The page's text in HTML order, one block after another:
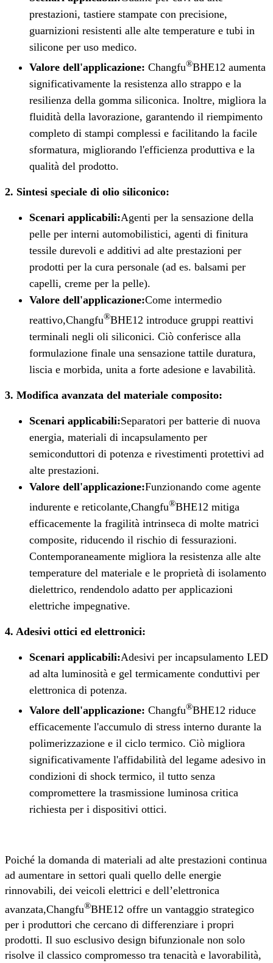
prestazioni, tastiere stampate con precisione,
guarnizioni resistenti alle alte temperature e tubi in
silicone per uso medico.
Valore dell'applicazione: Changfu®BHE12 aumenta
significativamente la resistenza allo strappo e la
resilienza della gomma siliconica. Inoltre, migliora la
fluidità della lavorazione, garantendo il riempimento
completo di stampi complessi e facilitando la facile
sformatura, migliorando l'efficienza produttiva e la
qualità del prodotto.
2. Sintesi speciale di olio siliconico:
Scenari applicabili:Agenti per la sensazione della
pelle per interni automobilistici, agenti di finitura
tessile durevoli e additivi ad alte prestazioni per
prodotti per la cura personale (ad es. balsami per
capelli, creme per la pelle).
Valore dell'applicazione:Come intermedio
reattivo,Changfu®BHE12 introduce gruppi reattivi
terminali negli oli siliconici. Ciò conferisce alla
formulazione finale una sensazione tattile duratura,
liscia e morbida, unita a forte adesione e lavabilità.
3. Modifica avanzata del materiale composito:
Scenari applicabili:Separatori per batterie di nuova
energia, materiali di incapsulamento per
semiconduttori di potenza e rivestimenti protettivi ad
alte prestazioni.
Valore dell'applicazione:Funzionando come agente
indurente e reticolante,Changfu®BHE12 mitiga
efficacemente la fragilità intrinseca di molte matrici
composite, riducendo il rischio di fessurazioni.
Contemporaneamente migliora la resistenza alle alte
temperature del materiale e le proprietà di isolamento
dielettrico, rendendolo adatto per applicazioni
elettriche impegnative.
4. Adesivi ottici ed elettronici:
Scenari applicabili:Adesivi per incapsulamento LED
ad alta luminosità e gel termicamente conduttivi per
elettronica di potenza.
Valore dell'applicazione: Changfu®BHE12 riduce
efficacemente l'accumulo di stress interno durante la
polimerizzazione e il ciclo termico. Ciò migliora
significativamente l'affidabilità del legame adesivo in
condizioni di shock termico, il tutto senza
compromettere la trasmissione luminosa critica
richiesta per i dispositivi ottici.
Poiché la domanda di materiali ad alte prestazioni continua
ad aumentare in settori quali quello delle energie
rinnovabili, dei veicoli elettrici e dell’elettronica
avanzata,Changfu®BHE12 offre un vantaggio strategico
per i produttori che cercano di differenziare i propri
prodotti. Il suo esclusivo design bifunzionale non solo
risolve il classico compromesso tra tenacità e lavorabilità,